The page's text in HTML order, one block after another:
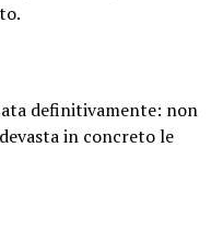
definitivamente: non
in concreto le